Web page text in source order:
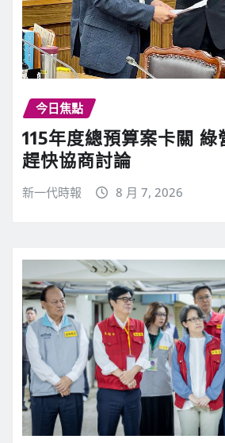
今日焦點
115年度總預算案卡關
趕快協商討論
新一代時報 8 月 7, 2026